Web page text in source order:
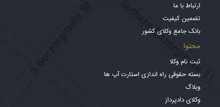
ارتباط با ما
تضمین کیفیت
بانک جامع وکلای کشور
محتوا
ثبت نام وکلا
بسته حقوقی راه اندازی استارت آپ ها
وبلاگ
وکلای دادپرداز